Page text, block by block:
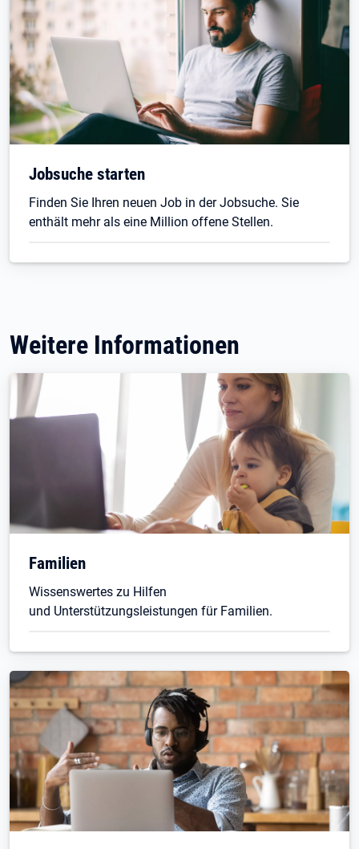
Jobsuche starten
Finden Sie Ihren neuen Job in der Jobsuche. Sie
enthält mehr als eine Million offene Stellen.
Weitere Informationen
Familien
Wissenswertes zu Hilfen
und Unterstützungsleistungen für Familien.